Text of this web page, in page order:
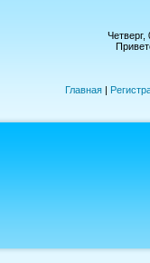
Четверг,
Главная |